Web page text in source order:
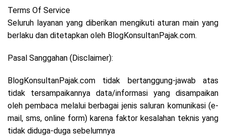
Terms Of Service
Seluruh layanan yang diberikan mengikuti aturan main yang
berlaku dan ditetapkan oleh BlogKonsultanPajak.com.
Pasal Sanggahan (Disclaimer):
BlogKonsultanPajak.com tidak bertanggung-jawab atas
tidak tersampaikannya data/informasi yang disampaikan
oleh pembaca melalui berbagai jenis saluran komunikasi (e-
mail, sms, online form) karena faktor kesalahan teknis yang
tidak diduga-duga sebelumnya